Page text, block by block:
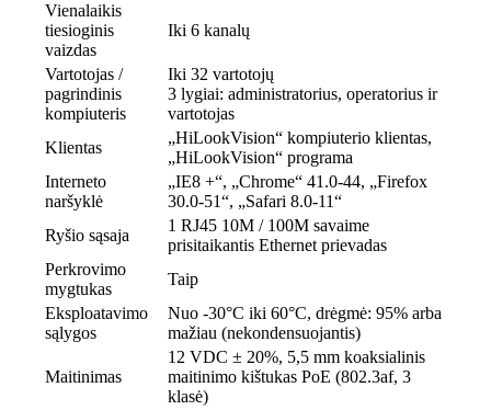
Vienalaikis
tiesioginis
vaizdas
Iki 6 kanalų
Vartotojas /
pagrindinis
kompiuteris
Iki 32 vartotojų
3 lygiai: administratorius, operatorius ir
vartotojas
Klientas
„HiLookVision“ kompiuterio klientas,
„HiLookVision“ programa
Interneto
naršyklė
„IE8 +“, „Chrome“ 41.0-44, „Firefox
30.0-51“, „Safari 8.0-11“
Ryšio sąsaja
1 RJ45 10M / 100M savaime
prisitaikantis Ethernet prievadas
Perkrovimo
mygtukas
Taip
Eksploatavimo
sąlygos
Nuo -30°C iki 60°C, drėgmė: 95% arba
mažiau (nekondensuojantis)
Maitinimas
12 VDC ± 20%, 5,5 mm koaksialinis
maitinimo kištukas PoE (802.3af, 3
klasė)